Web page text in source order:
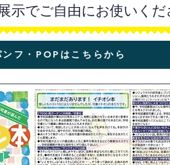
示でご自由にお使いくだ
ンフ・POPはこちらから